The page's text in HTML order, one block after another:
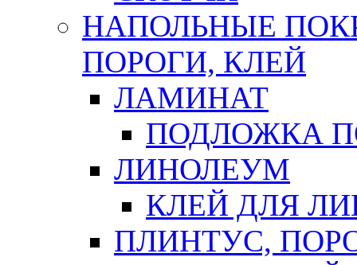
НАПОЛЬНЫЕ
ПОРОГИ, КЛЕЙ
ЛАМИНАТ
ПОДЛОЖКА
ЛИНОЛЕУМ
КЛЕЙ ДЛЯ
ПЛИНТУС,